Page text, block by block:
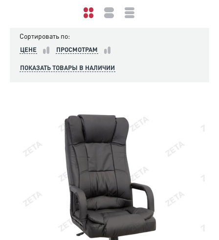
Сортировать по:
ЦЕНЕ ПРОСМОТРАМ
ПОКАЗАТЬ ТОВАРЫ В НАЛИЧИИ